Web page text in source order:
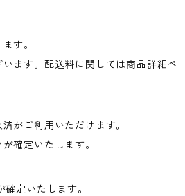
す。
ます。配送料に関しては商品詳細ペ
がご利用いただけます。
確定いたします。
定いたします。